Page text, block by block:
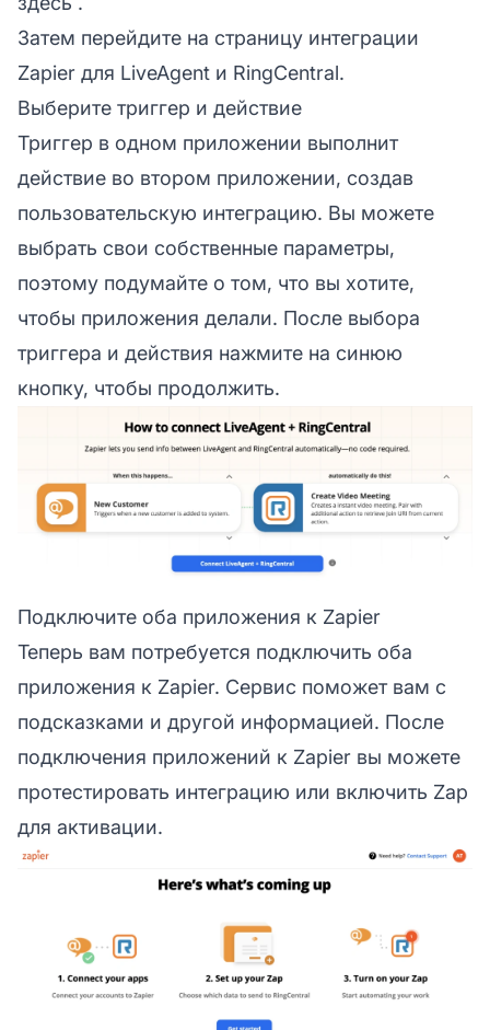
Затем перейдите на страницу интеграции
Zapier для LiveAgent и RingCentral.
Выберите триггер и действие
Триггер в одном приложении выполнит
действие во втором приложении, создав
пользовательскую интеграцию. Вы можете
выбрать свои собственные параметры,
поэтому подумайте о том, что вы хотите,
чтобы приложения делали. После выбора
триггера и действия нажмите на синюю
кнопку, чтобы продолжить.
Подключите оба приложения к Zapier
Теперь вам потребуется подключить оба
приложения к Zapier. Сервис поможет вам с
подсказками и другой информацией. После
подключения приложений к Zapier вы можете
протестировать интеграцию или включить Zap
для активации.